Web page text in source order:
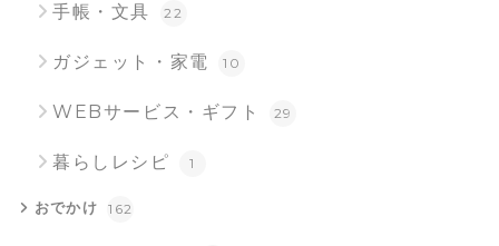
手帳・文具 22
ガジェット・家電 10
WEBサービス・ギフト 29
暮らしレシピ 1
おでかけ 162